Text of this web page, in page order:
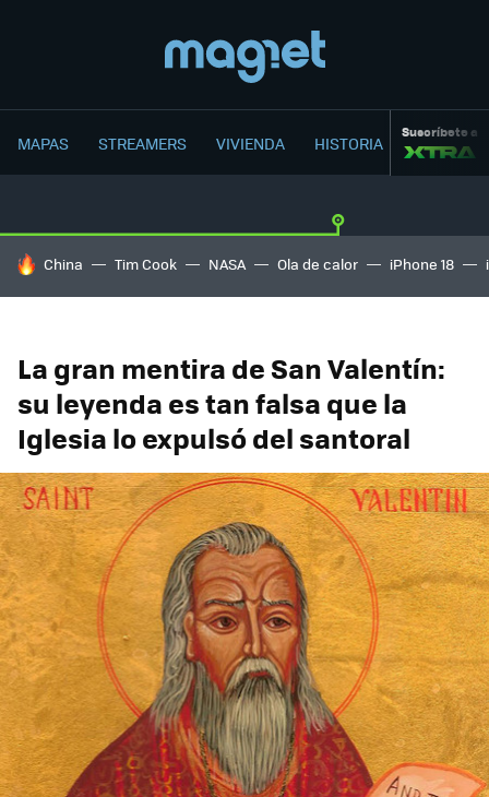
MAPAS STREAMERS VIVIENDA HISTORIA Suscríbete a
HOY SE HABLA DE
China Tim Cook NASA Ola de calor iPhone 18
La gran mentira de San Valentín:
su leyenda es tan falsa que la
Iglesia lo expulsó del santoral